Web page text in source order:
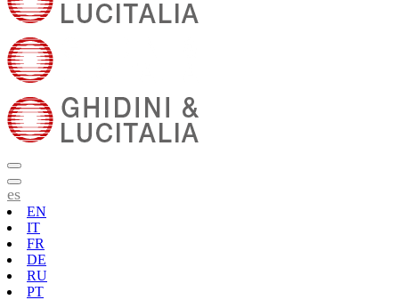
es
EN
IT
FR
DE
RU
PT